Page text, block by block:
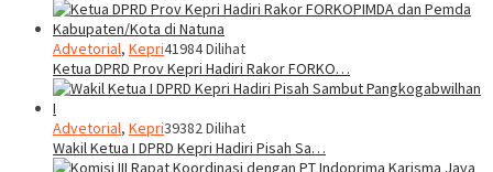
Advetorial, Kepri41984 Dilihat
Ketua DPRD Prov Kepri Hadiri Rakor FORKO…
Advetorial, Kepri39382 Dilihat
Wakil Ketua I DPRD Kepri Hadiri Pisah Sa…